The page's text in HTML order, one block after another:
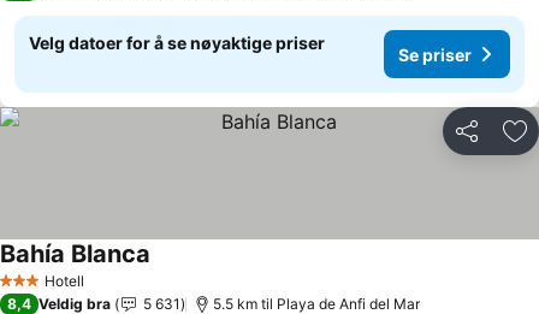
Velg datoer for å se nøyaktige priser
Se priser
Del
3 StjernerHotell
Bahía Blanca
8,4 Veldig bra 5 631 5.5 km til Playa de Anfi del Mar